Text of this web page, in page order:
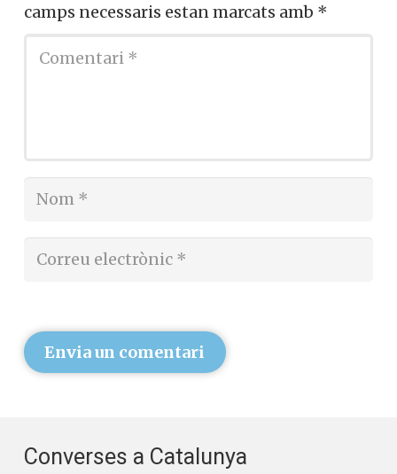
camps necessaris estan marcats amb *
Envia un comentari
Converses a Catalunya